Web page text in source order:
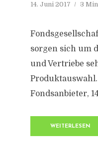
14. Juni 2017 3
sorgen sich um
und Vertriebe
Fondsanbieter,
WEITERLESEN